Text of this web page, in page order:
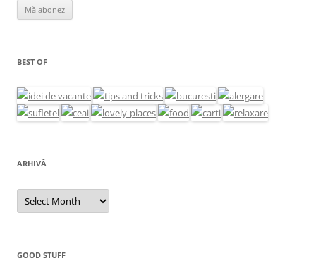
BEST OF
ARHIVĂ
Arhivă
GOOD STUFF